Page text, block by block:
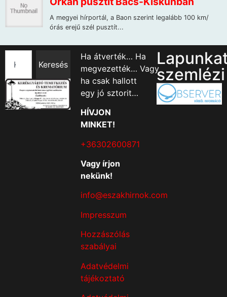
Keresés
Ha átverték… Ha
megvezették… Vagy
ha csak hallott
egy jó sztorit…
HÍVJON
MINKET!
+36302600871
Vagy írjon
nekünk!
info@eszakhirnok.com
Impresszum
Hozzászólás
szabályai
Adatvédelmi
tájékoztató
szemlézi